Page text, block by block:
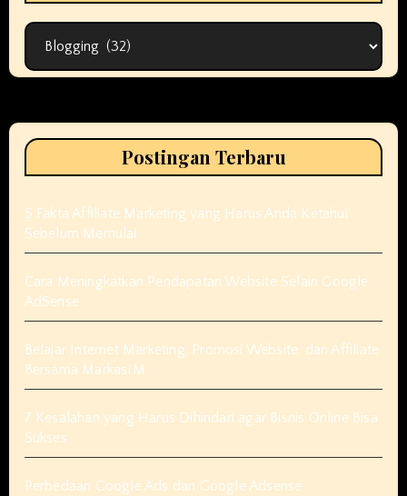
Kategori
Postingan Terbaru
5 Fakta Affiliate Marketing yang Harus Anda Ketahui
Sebelum Memulai
Cara Meningkatkan Pendapatan Website Selain Google
AdSense
Belajar Internet Marketing, Promosi Website, dan Affiliate
Bersama MarkasIM
7 Kesalahan yang Harus Dihindari agar Bisnis Online Bisa
Sukses
Perbedaan Google Ads dan Google Adsense